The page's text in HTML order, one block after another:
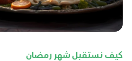
كيف نستقبل شهر رمضان